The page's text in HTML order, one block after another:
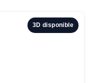
3D disponible